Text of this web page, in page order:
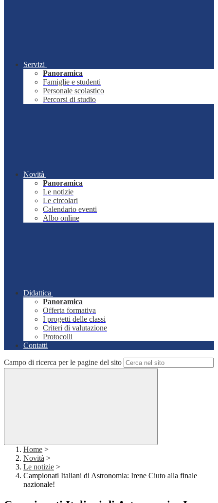
Servizi
Panoramica
Famiglie e studenti
Personale scolastico
Percorsi di studio
Novità
Panoramica
Le notizie
Le circolari
Calendario eventi
Albo online
Didattica
Panoramica
Offerta formativa
I progetti delle classi
Criteri di valutazione
Protocolli
Contatti
Campo di ricerca per le pagine del sito
Home >
Novità >
Le notizie >
Campionati Italiani di Astronomia: Irene Ciuto alla finale
nazionale!